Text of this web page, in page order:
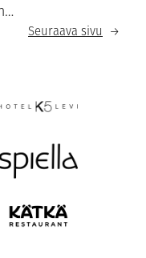
Seuraava sivu →